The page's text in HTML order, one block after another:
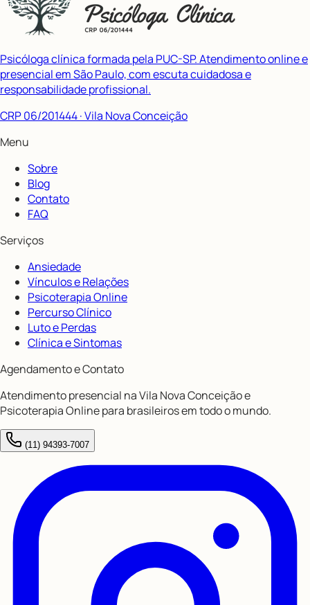
Psicóloga clínica formada pela PUC-SP. Atendimento online e
presencial em São Paulo, com escuta cuidadosa e
responsabilidade profissional.
CRP 06/201444· Vila Nova Conceição
Menu
Sobre
Blog
Contato
FAQ
Serviços
Ansiedade
Vínculos e Relações
Psicoterapia Online
Percurso Clínico
Luto e Perdas
Clínica e Sintomas
Agendamento e Contato
Atendimento presencial na Vila Nova Conceição e
Psicoterapia Online para brasileiros em todo o mundo.
(11) 94393-7007